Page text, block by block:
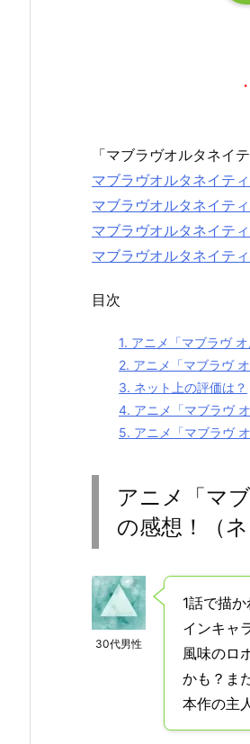
「マブラヴオルタネイ
マブラヴオルタネイテ
マブラヴオルタネイテ
マブラヴオルタネイテ
マブラヴオルタネイテ
目次
1. アニメ「マブラヴ
2. アニメ「マブラヴ
3. ネット上の評価は？
4. アニメ「マブラヴ
5. アニメ「マブラヴ
アニメ「マ
の感想！（
30代男性
1話で描
インキャ
風味のロ
かも？ま
本作の主